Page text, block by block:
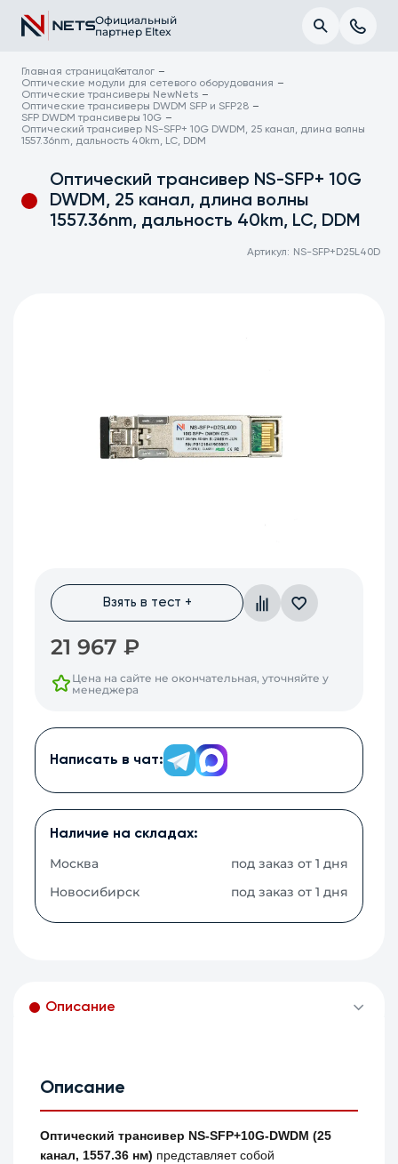
Официальный
партнер Eltex
Главная страница Каталог
Оптические модули для сетевого оборудования
Оптические трансиверы NewNets
Оптические трансиверы DWDM SFP и SFP28
SFP DWDM трансиверы 10G
Оптический трансивер NS-SFP+ 10G DWDM, 25 канал, длина волны
1557.36nm, дальность 40km, LC, DDM
Оптический трансивер NS-SFP+ 10G
DWDM, 25 канал, длина волны
1557.36nm, дальность 40km, LC, DDM
Артикул: NS-SFP+D25L40D
Взять в тест +
21 967₽
Цена на сайте не окончательная, уточняйте у
менеджера
Написать в чат:
Наличие на складах:
Москва
под заказ от 1 дня
Новосибирск
под заказ от 1 дня
Описание
Описание
Оптический трансивер NS-SFP+10G-DWDM (25
канал, 1557.36 нм) представляет собой